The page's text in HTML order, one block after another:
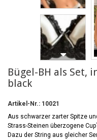
Bügel-BH als Set,
black
Artikel-Nr.: 10021
Aus schwarzer zarter Spitze
Strass-Steinen überzogene
Dazu der String aus gleicher